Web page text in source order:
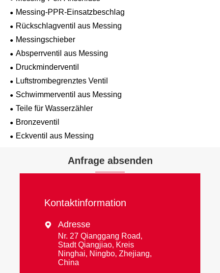
Messing-PPR-Einsatzbeschlag
Rückschlagventil aus Messing
Messingschieber
Absperrventil aus Messing
Druckminderventil
Luftstrombegrenztes Ventil
Schwimmerventil aus Messing
Teile für Wasserzähler
Bronzeventil
Eckventil aus Messing
Anfrage absenden
Kontaktinformation
 Adresse
Nr. 27 Qianggang Road,
Stadt Qiangjiao, Kreis
Ninghai, Ningbo, Zhejiang,
China